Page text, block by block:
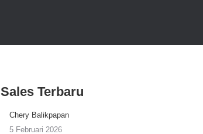
Sales Terbaru
Chery Balikpapan
5 Februari 2026